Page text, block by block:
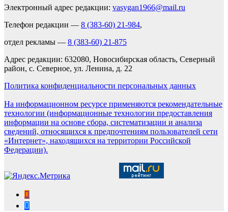
Электронный адрес редакции: vasygan1966@mail.ru
Телефон редакции — 8 (383-60) 21-984,
отдел рекламы — 8 (383-60) 21-875
Адрес редакции: 632080, Новосибирская область, Северный
район, с. Северное, ул. Ленина, д. 22
Политика конфиденциальности персональных данных
На информационном ресурсе применяются рекомендательные
технологии (информационные технологии предоставления
информации на основе сбора, систематизации и анализа
сведений, относящихся к предпочтениям пользователей сети
«Интернет», находящихся на территории Российской
Федерации).